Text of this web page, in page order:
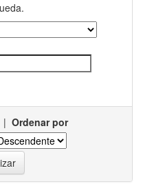
| Ordenar por